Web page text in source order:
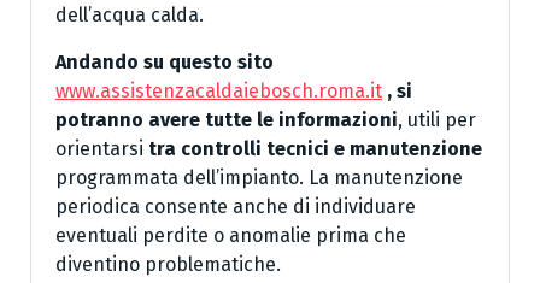
dell’acqua calda.
Andando su questo sito
www.assistenzacaldaiebosch.roma.it , si
potranno avere tutte le informazioni, utili per
orientarsi tra controlli tecnici e manutenzione
programmata dell’impianto. La manutenzione
periodica consente anche di individuare
eventuali perdite o anomalie prima che
diventino problematiche.